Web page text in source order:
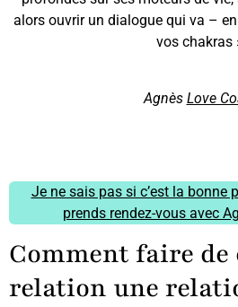
alors ouvrir un dialogue qui va –
vos chakras
Agnès Love
Je ne sais pas si c’est la bonne
prends rendez-vous avec
Comment faire de
relation une